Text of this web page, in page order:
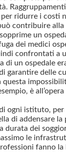
ridurre i costi
contribuire alla
un
dei medici
confrontati a
di un ospedale
garantire delle
questa
è
ogni istituto,
di addensare la
durata dei
le
fanno la